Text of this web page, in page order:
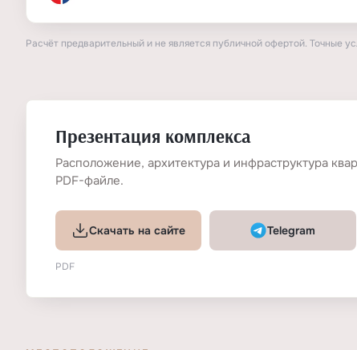
Расчёт предварительный и не является публичной офертой. Точные
Презентация комплекса
Расположение, архитектура и инфраструктура
PDF-файле.
Скачать на сайте Telegram
PDF